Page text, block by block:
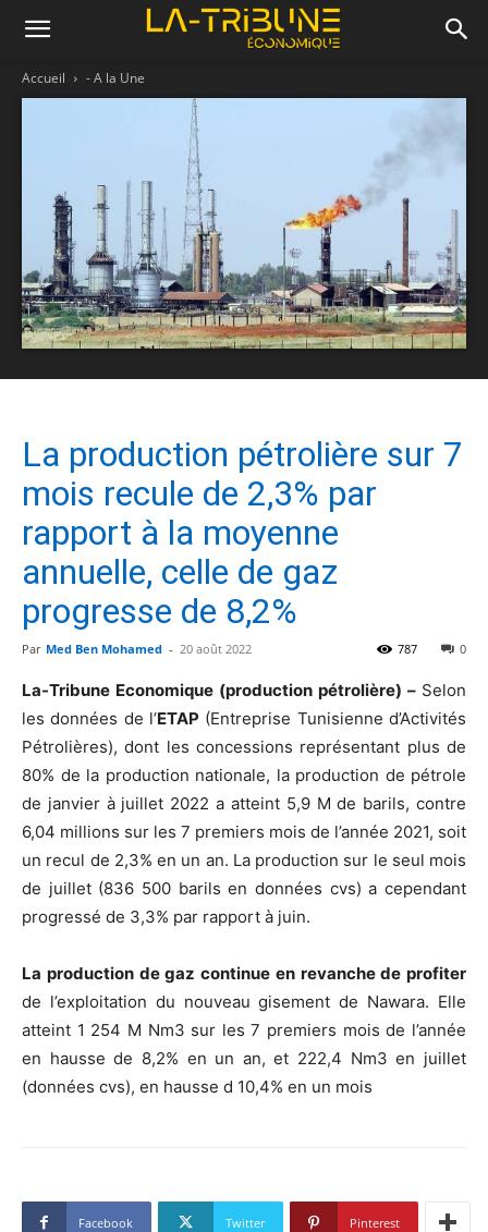
Accueil - A la Une
La production pétrolière sur 7
mois recule de 2,3% par
rapport à la moyenne
annuelle, celle de gaz
progresse de 8,2%
Par Med Ben Mohamed - 20 août 2022 0
787
La-Tribune Economique (production pétrolière) – Selon
les données de l’ETAP (Entreprise Tunisienne d’Activités
Pétrolières), dont les concessions représentant plus de
80% de la production nationale, la production de pétrole
de janvier à juillet 2022 a atteint 5,9 M de barils, contre
6,04 millions sur les 7 premiers mois de l’année 2021, soit
un recul de 2,3% en un an. La production sur le seul mois
de juillet (836 500 barils en données cvs) a cependant
progressé de 3,3% par rapport à juin.
La production de gaz continue en revanche de profiter
de l’exploitation du nouveau gisement de Nawara. Elle
atteint 1 254 M Nm3 sur les 7 premiers mois de l’année
en hausse de 8,2% en un an, et 222,4 Nm3 en juillet
(données cvs), en hausse d 10,4% en un mois
Facebook Twitter Pinterest